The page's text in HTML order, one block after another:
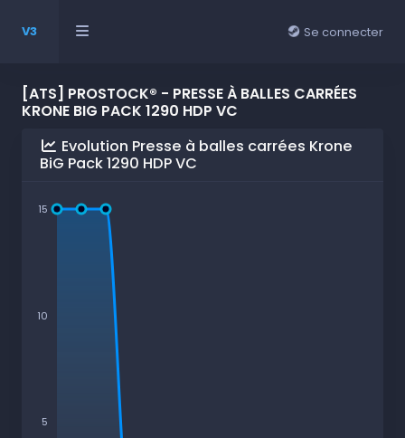
V3 Se connecter
[ATS] PROSTOCK® - PRESSE À BALLES CARRÉES
KRONE BIG PACK 1290 HDP VC
Evolution Presse à balles carrées Krone
BiG Pack 1290 HDP VC
15
10
5